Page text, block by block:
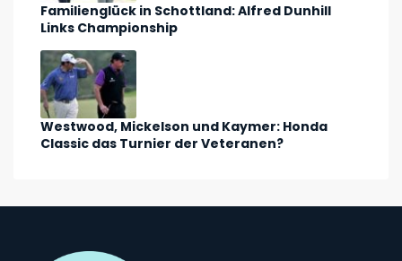
Familienglück in Schottland: Alfred Dunhill
Links Championship
Westwood, Mickelson und Kaymer: Honda
Classic das Turnier der Veteranen?